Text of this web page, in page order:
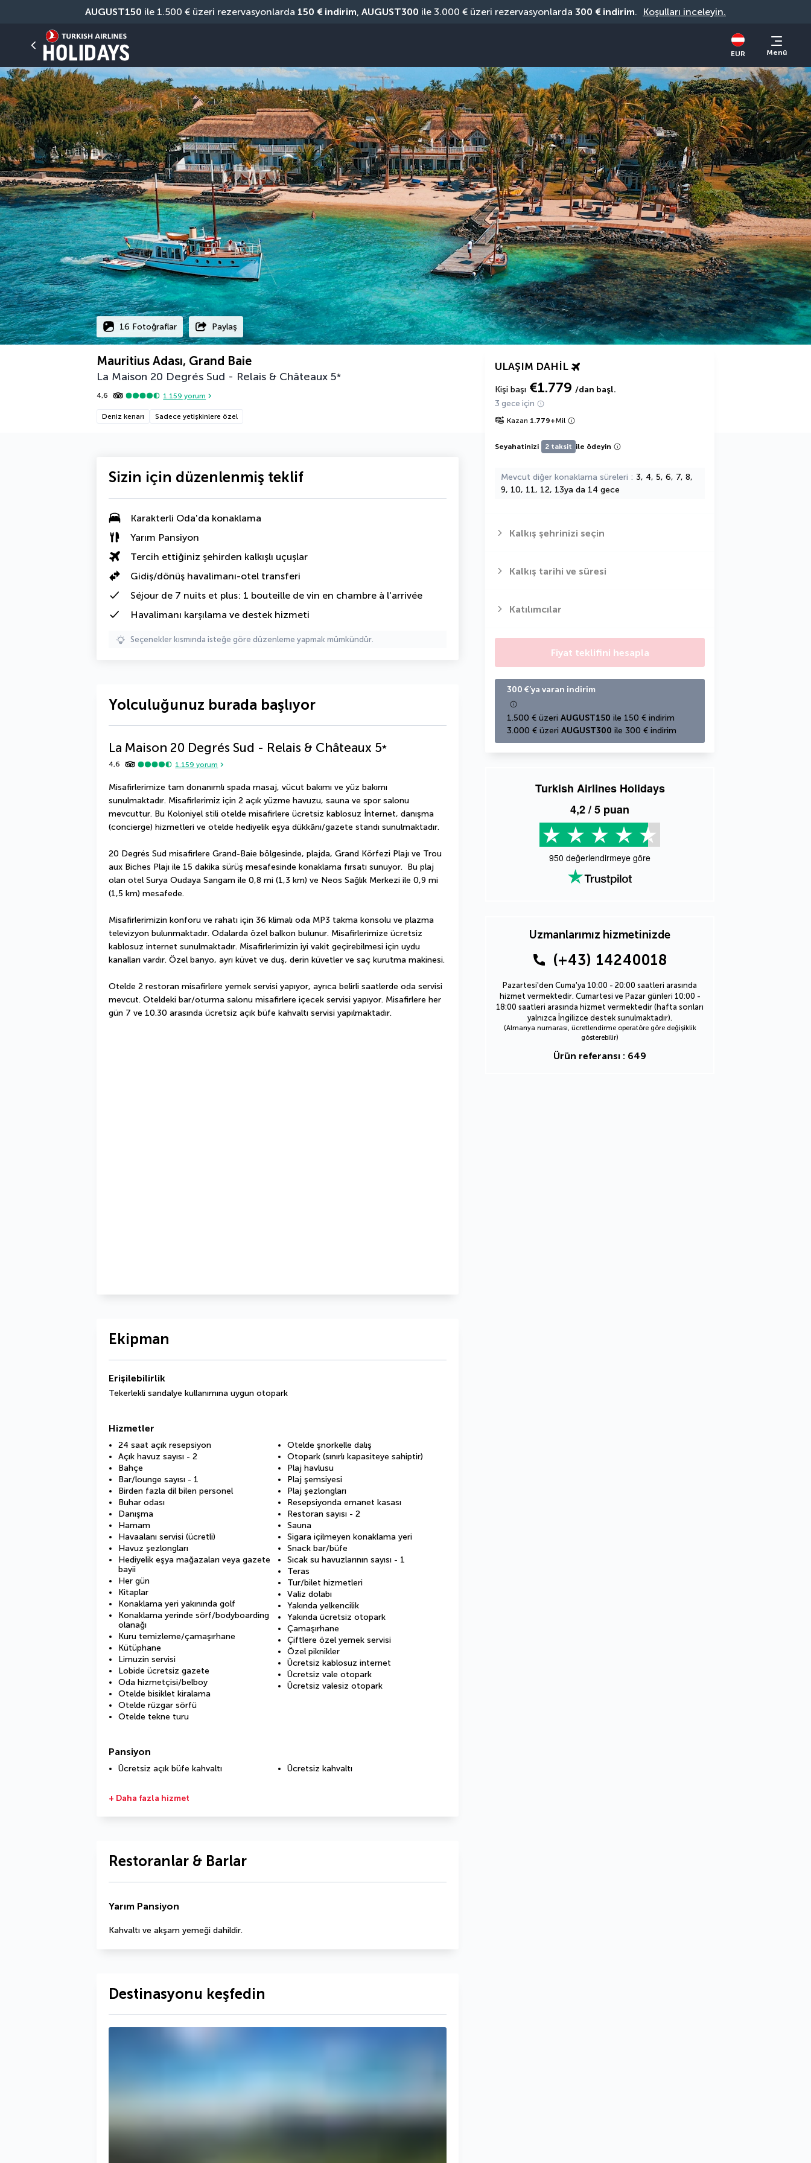
AUGUST150 ile 1.500 € üzeri rezervasyonlarda 150 € indirim, AUGUST300 ile 3.000 € üzeri rezervasyonlarda 300 € indirim. Koşulları inceleyin.
EUR Menü
16 Fotoğraflar Paylaş
Mauritius Adası, Grand Baie
La Maison 20 Degrés Sud - Relais & Châteaux 5*
4,6 1.159 yorum
Deniz kenarı Sadece yetişkinlere özel
ULAŞIM DAHIL
Kişi başı €1.779 /dan başl.
3 gece için
Kazan 1.779+Mil
Seyahatinizi 2 taksit ile ödeyin
Mevcut diğer konaklama süreleri
3, 4, 5, 6, 7, 8,
9, 10, 11, 12, 13ya da 14 gece
Kalkış şehrinizi seçin
Kalkış tarihi ve süresi
Katılımcılar
Fiyat teklifini hesapla
300 €’ya varan indirim
1.500 € üzeri AUGUST150 ile 150 € indirim
3.000 € üzeri AUGUST300 ile 300 € indirim
Turkish Airlines Holidays
4,2/ 5 puan
950 değerlendirmeye göre
Uzmanlarımız hizmetinizde
(+43) 14240018
Pazartesi'den Cuma'ya 10:00 - 20:00 saatleri arasında
hizmet vermektedir. Cumartesi ve Pazar günleri 10:00 -
18:00 saatleri arasında hizmet vermektedir (hafta sonları
yalnızca İngilizce destek sunulmaktadır).
(Almanya numarası, ücretlendirme operatöre göre değişiklik
gösterebilir)
Ürün referansı : 649
Sizin için düzenlenmiş teklif
Karakterli Oda'da konaklama
Yarım Pansiyon
Tercih ettiğiniz şehirden kalkışlı uçuşlar
Gidiş/dönüş havalimanı-otel transferi
Séjour de 7 nuits et plus: 1 bouteille de vin en chambre à l'arrivée
Havalimanı karşılama ve destek hizmeti
Seçenekler kısmında isteğe göre düzenleme yapmak mümkündür.
Yolculuğunuz burada başlıyor
La Maison 20 Degrés Sud - Relais & Châteaux 5*
4,6 1.159 yorum
Misafirlerimize tam donanımlı spada masaj, vücut bakımı ve yüz bakımı
sunulmaktadır. Misafirlerimiz için 2 açık yüzme havuzu, sauna ve spor salonu
mevcuttur. Bu Koloniyel stili otelde misafirlere ücretsiz kablosuz İnternet, danışma
(concierge) hizmetleri ve otelde hediyelik eşya dükkânı/gazete standı sunulmaktadır.
20 Degrés Sud misafirlere Grand-Baie bölgesinde, plajda, Grand Körfezi Plajı ve Trou
aux Biches Plajı ile 15 dakika sürüş mesafesinde konaklama fırsatı sunuyor.  Bu plaj
olan otel Surya Oudaya Sangam ile 0,8 mi (1,3 km) ve Neos Sağlık Merkezi ile 0,9 mi
(1,5 km) mesafede.
Misafirlerimizin konforu ve rahatı için 36 klimalı oda MP3 takma konsolu ve plazma
televizyon bulunmaktadır. Odalarda özel balkon bulunur. Misafirlerimize ücretsiz
kablosuz internet sunulmaktadır. Misafirlerimizin iyi vakit geçirebilmesi için uydu
kanalları vardır. Özel banyo, ayrı küvet ve duş, derin küvetler ve saç kurutma makinesi.
Otelde 2 restoran misafirlere yemek servisi yapıyor, ayrıca belirli saatlerde oda servisi
mevcut. Oteldeki bar/oturma salonu misafirlere içecek servisi yapıyor. Misafirlere her
gün 7 ve 10.30 arasında ücretsiz açık büfe kahvaltı servisi yapılmaktadır.
Ekipman
Erişilebilirlik
Tekerlekli sandalye kullanımına uygun otopark
Hizmetler
24 saat açık resepsiyon
Açık havuz sayısı - 2
Bahçe
Bar/lounge sayısı - 1
Birden fazla dil bilen personel
Buhar odası
Danışma
Hamam
Havaalanı servisi (ücretli)
Havuz şezlongları
Hediyelik eşya mağazaları veya gazete
bayii
Her gün
Kitaplar
Konaklama yeri yakınında golf
Konaklama yerinde sörf/bodyboarding
olanağı
Kuru temizleme/çamaşırhane
Kütüphane
Limuzin servisi
Lobide ücretsiz gazete
Oda hizmetçisi/belboy
Otelde bisiklet kiralama
Otelde rüzgar sörfü
Otelde tekne turu
Otelde şnorkelle dalış
Otopark (sınırlı kapasiteye sahiptir)
Plaj havlusu
Plaj şemsiyesi
Plaj şezlongları
Resepsiyonda emanet kasası
Restoran sayısı - 2
Sauna
Sigara içilmeyen konaklama yeri
Snack bar/büfe
Sıcak su havuzlarının sayısı - 1
Teras
Tur/bilet hizmetleri
Valiz dolabı
Yakında yelkencilik
Yakında ücretsiz otopark
Çamaşırhane
Çiftlere özel yemek servisi
Özel piknikler
Ücretsiz kablosuz internet
Ücretsiz vale otopark
Ücretsiz valesiz otopark
Pansiyon
Ücretsiz açık büfe kahvaltı Ücretsiz kahvaltı
+ Daha fazla hizmet
Restoranlar & Barlar
Yarım Pansiyon
Kahvaltı ve akşam yemeği dahildir.
Destinasyonu keşfedin